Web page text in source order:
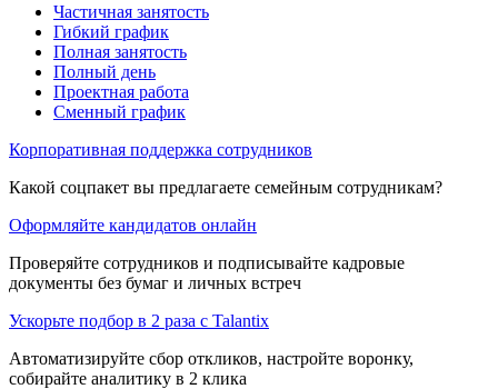
Частичная занятость
Гибкий график
Полная занятость
Полный день
Проектная работа
Сменный график
Корпоративная поддержка сотрудников
Какой соцпакет вы предлагаете семейным сотрудникам?
Оформляйте кандидатов онлайн
Проверяйте сотрудников и подписывайте кадровые
документы без бумаг и личных встреч
Ускорьте подбор в 2 раза с Talantix
Автоматизируйте сбор откликов, настройте воронку,
собирайте аналитику в 2 клика